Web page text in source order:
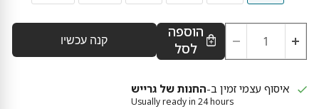
הוספה
לסל
קנה עכשיו
איסוף עצמי זמין ב-החנות של גרייש
Usually ready in 24 hours